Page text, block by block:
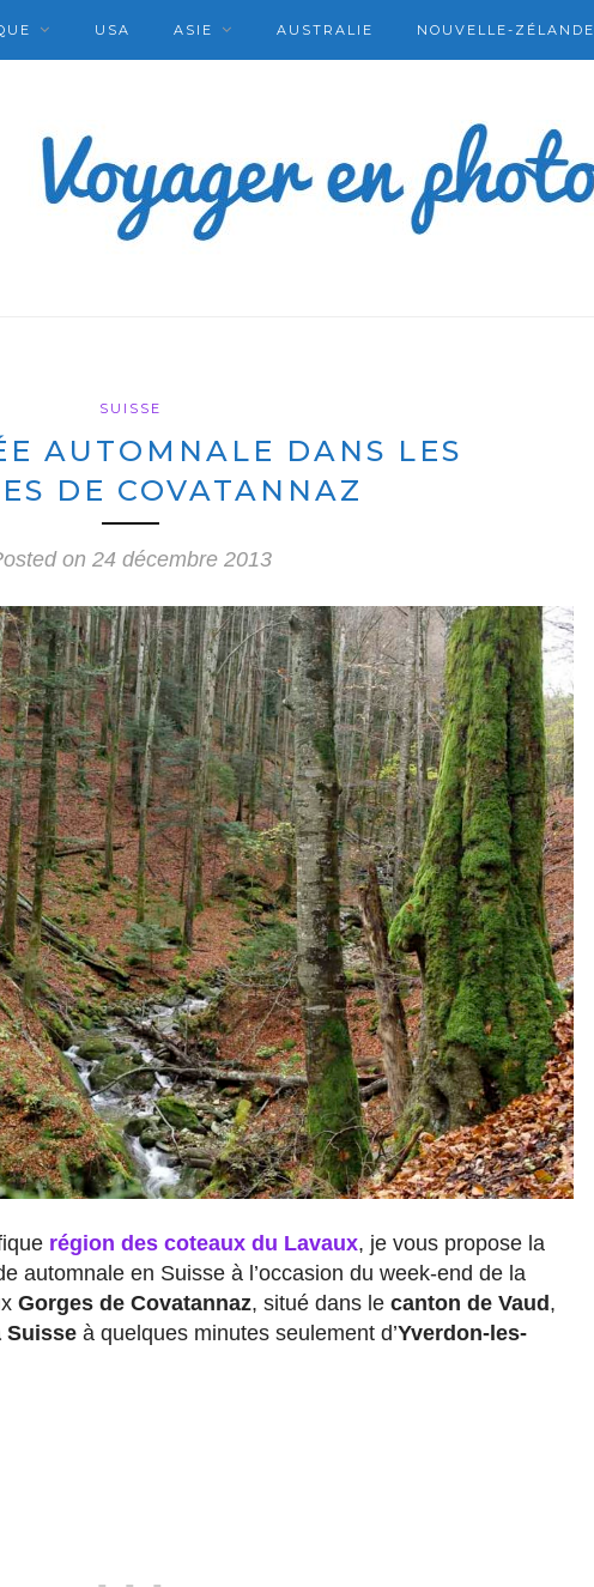
USA ASIE AUSTRALIE NOUVELLE-ZÉLANDE
SUISSE
AUTOMNALE DANS LES
DE COVATANNAZ
on 24 décembre 2013
région des coteaux du Lavaux, je vous propose la
automnale en Suisse à l’occasion du week-end de la
Gorges de Covatannaz, situé dans le canton de Vaud ,
Suisse à quelques minutes seulement d’Yverdon-les-